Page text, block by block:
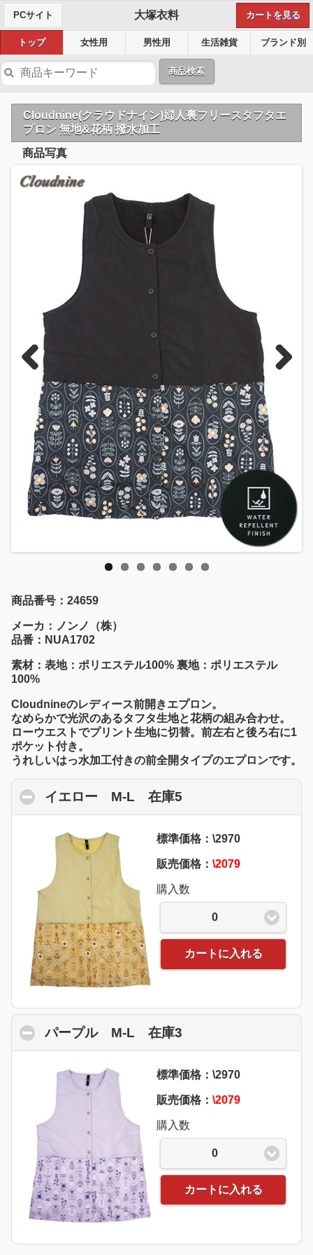
PCサイト 大塚衣料 カートを見る
トップ 女性用 男性用 生活雑貨 ブランド別
商品検索
Cloudnine(クラウドナイン)婦人裏フリースタフタエ
プロン 無地&花柄 撥水加工
商品写真
Previous
商品番号：24659
メーカ：ノンノ（株）
品番：NUA1702
素材：表地：ポリエステル100% 裏地：ポリエステル
100%
Cloudnineのレディース前開きエプロン。
なめらかで光沢のあるタフタ生地と花柄の組み合わせ。
ローウエストでプリント生地に切替。前左右と後ろ右に1
ポケット付き。
うれしいはっ水加工付きの前全開タイプのエプロンです。
イエロー M-L 在庫5
標準価格：\2970
販売価格： \2079
購入数
0
カートに入れる
パープル M-L 在庫3
標準価格：\2970
販売価格： \2079
購入数
0
カートに入れる